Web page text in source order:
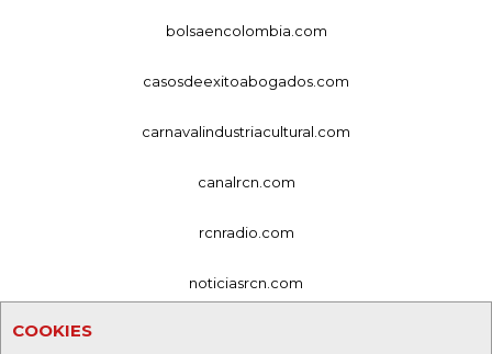
COOKIES
bolsaencolombia.com
casosdeexitoabogados.com
carnavalindustriacultural.com
canalrcn.com
rcnradio.com
noticiasrcn.com